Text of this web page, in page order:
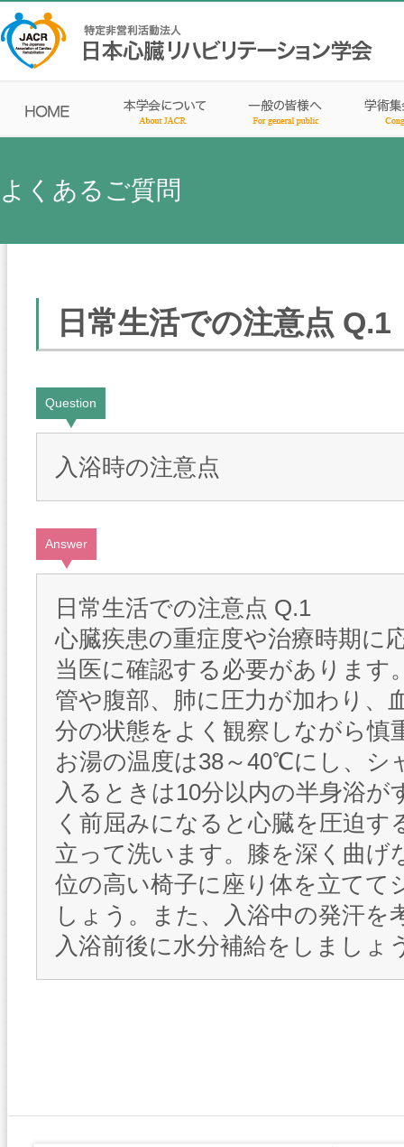
よくあるご質問
日常生活での注意点 Q.1
Question
入浴時の注意点
Answer
日常生活での注意点 Q.1
心臓疾患の重症度や治療時期に
当医に確認する必要があります
管や腹部、肺に圧力が加わり、
分の状態をよく観察しながら慎
お湯の温度は38～40℃にし、シ
入るときは10分以内の半身浴
く前屈みになると心臓を圧迫
立って洗います。膝を深く曲げ
位の高い椅子に座り体を立てて
しょう。また、入浴中の発汗を
入浴前後に水分補給をしましょ